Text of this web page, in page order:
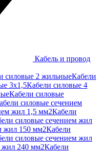
Кабель и провод
силовые 2 жильныеКабели
3х1,5Кабели силовые 4
Кабели силовые
силовые сечением
жил 1,5 мм2Кабели
силовые сечением жил
жил 150 мм2Кабели
силовые сечением жил
жил 240 мм2Кабели